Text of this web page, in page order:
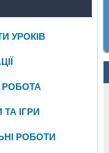
УРОКІВ
ІГРИ
РОБОТИ